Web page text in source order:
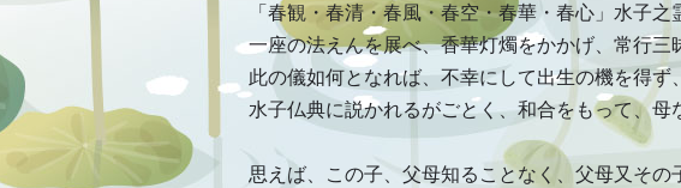
「春観・春清・春風・春空・春華・春心」水子之
一座の法えんを展べ、香華灯燭をかかげ、常行三
此の儀如何となれば、不幸にして出生の機を得
水子仏典に説かれるがごとく、和合をもって、母
思えば、この子、父母知ることなく、父母又その